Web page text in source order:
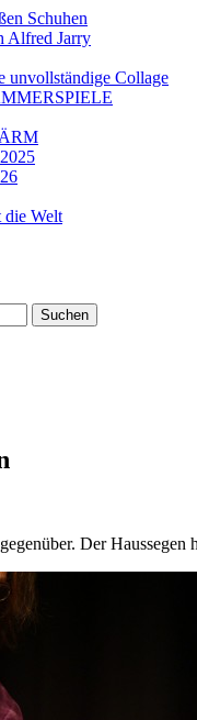
Schuhen
Alfred Jarry
unvollständige Collage
die Welt
Der